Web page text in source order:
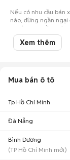
Nếu có nhu cầu bán
nào, đừng ngần
người mua tiềm
Xem thêm
Mua bán ô tô
Tp Hồ Chí Minh
Đà Nẵng
Bình Dương
(TP Hồ Chí Minh mới)